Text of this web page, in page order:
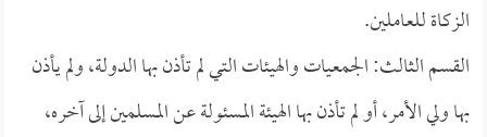
الزكاة للعاملين.
القسم الثالث: الجمعيات والهيئات التي لم تأذن بها الدولة، ولم يأذن
بها ولي الأمر، أو لم تأذن بها الهيئة المسئولة عن المسلمين إلى آخره،